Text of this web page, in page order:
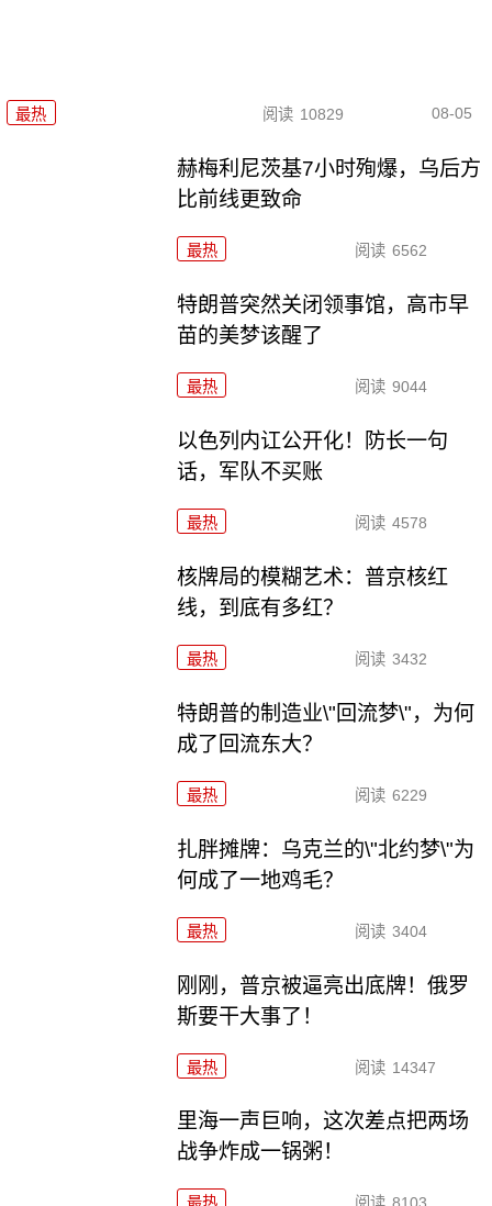
最热 阅读 10829 08-05
赫梅利尼茨基7小时殉爆，乌后方
比前线更致命
最热 阅读 6562
特朗普突然关闭领事馆，高市早
苗的美梦该醒了
最热 阅读 9044
以色列内讧公开化！防长一句
话，军队不买账
最热 阅读 4578
核牌局的模糊艺术：普京核红
线，到底有多红？
最热 阅读 3432
特朗普的制造业\"回流梦\"，为何
成了回流东大？
最热 阅读 6229
扎胖摊牌：乌克兰的\"北约梦\"为
何成了一地鸡毛？
最热 阅读 3404
刚刚，普京被逼亮出底牌！俄罗
斯要干大事了！
最热 阅读 14347
里海一声巨响，这次差点把两场
战争炸成一锅粥！